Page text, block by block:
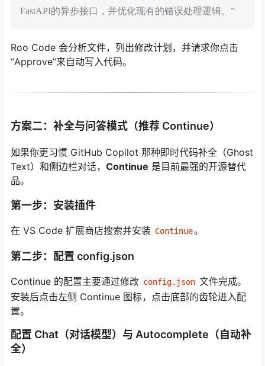
FastAPI的异步接口，并优化现有的错误处理逻辑。”
Roo Code 会分析文件，列出修改计划，并请求你点击
“Approve”来自动写入代码。
方案二：补全与问答模式（推荐 Continue）
如果你更习惯 GitHub Copilot 那种即时代码补全（Ghost
Text）和侧边栏对话， Continue 是目前最强的开源替代
品。
第一步：安装插件
在 VS Code 扩展商店搜索并安装 Continue。
第二步：配置 config.json
Continue 的配置主要通过修改 config.json 文件完成。
安装后点击左侧 Continue 图标，点击底部的齿轮进入配
置。
配置 Chat（对话模型）与 Autocomplete（自动补
全）